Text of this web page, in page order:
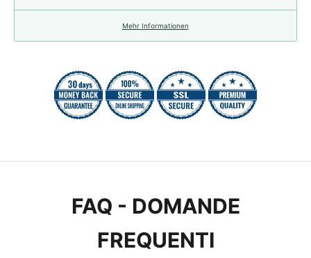
Mehr Informationen
FAQ - DOMANDE
FREQUENTI